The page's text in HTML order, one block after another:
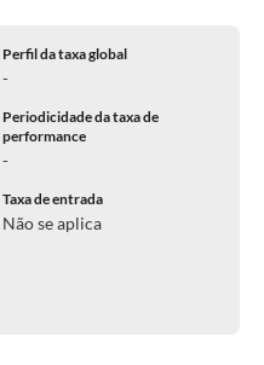
Perfil da taxa global
-
Periodicidade da taxa de
performance
-
Taxa de entrada
Não se aplica